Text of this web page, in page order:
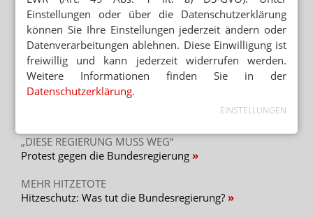
Einstellungen oder über die Datenschutzerklärung
können Sie Ihre Einstellungen jederzeit ändern oder
Datenverarbeitungen ablehnen. Diese Einwilligung ist
freiwillig und kann jederzeit widerrufen werden.
Weitere Informationen finden Sie in der
Datenschutzerklärung.
EINSTELLUNGEN
BERATUNG ZU ABNEHMMITTELN
Preis: Semaglutid nur aus der Apotheke
PARTNER VON RX-PLATTFORMEN
Abnehmspritzen: Reimporteur spielt Versandapotheke
„DIESE REGIERUNG MUSS WEG“
Protest gegen die Bundesregierung
MEHR HITZETOTE
Hitzeschutz: Was tut die Bundesregierung?